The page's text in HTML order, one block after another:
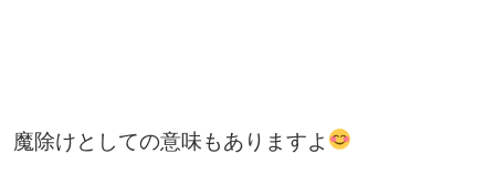
魔除けとしての意味もありますよ